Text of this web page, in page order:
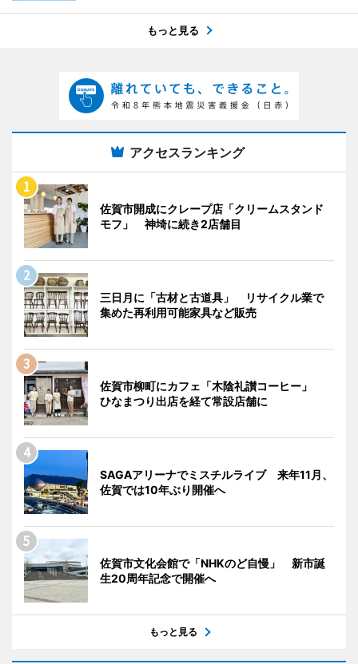
もっと見る
アクセスランキング
佐賀市開成にクレープ店「クリームスタンド
モフ」 神埼に続き2店舗目
三日月に「古材と古道具」 リサイクル業で
集めた再利用可能家具など販売
佐賀市柳町にカフェ「木陰礼讃コーヒー」
ひなまつり出店を経て常設店舗に
SAGAアリーナでミスチルライブ 来年11月、
佐賀では10年ぶり開催へ
佐賀市文化会館で「NHKのど自慢」 新市誕
生20周年記念で開催へ
もっと見る